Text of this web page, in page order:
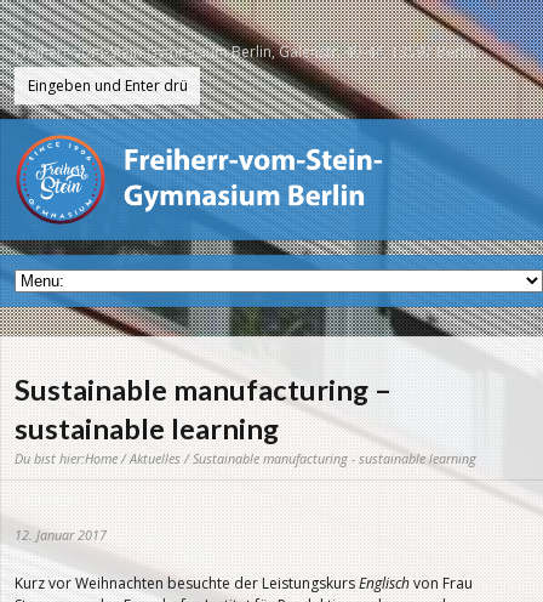
Freiherr-vom-Stein-Gymnasium Berlin, Galenstr. 40-44, 13597 Berlin
Sustainable manufacturing –
sustainable learning
Du bist hier:Home/Aktuelles/ Sustainable manufacturing - sustainable learning
12. Januar 2017
Kurz vor Weihnachten besuchte der LeistungskursEnglischvon Frau